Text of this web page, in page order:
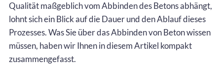
Qualität maßgeblich vom Abbinden des Betons abhängt,
lohnt sich ein Blick auf die Dauer und den Ablauf dieses
Prozesses. Was Sie über das Abbinden von Beton wissen
müssen, haben wir Ihnen in diesem Artikel kompakt
zusammengefasst.